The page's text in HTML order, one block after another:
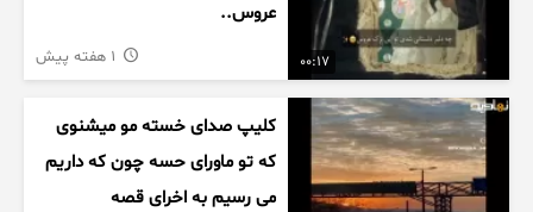
00:17
عروس..
کلیپ صدای خسته مو میشنوی
که تو ماورای حسه چون که داریم
می رسیم به اخرای قصه